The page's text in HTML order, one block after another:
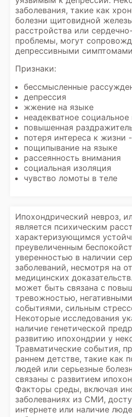
заболевания, такие как
болезни щитовидной
расстройства или
проблемы, могут
депрессивными
Признаки:
бессмысленные
депрессия
жжение на языке
неадекватное
повышенная
потеря интереса к жизни
пощипывание на языке
рассеянность внимания
социальная изоляция
чувство ломоты в теле
Ипохондрический невроз,
является психическим
характеризующимся
преувеличенным
уверенностью в наличии
заболеваний, несмотря на
медицинских
может быть связана с
тревожностью,
событиями, сильным
Некоторые исследования
наличие генетической
развитию ипохондрии у
Травматические события,
раннем детстве, такие как
людей или серьезные
связаны с развитием
Факторы среды, включая
заболеваниях из СМИ,
интернете или наличие